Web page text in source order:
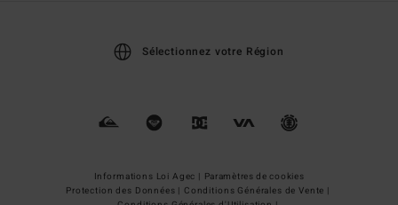
Sélectionnez votre Région
Informations Loi Agec | Paramètres de cookies
Protection des Données | Conditions Générales de Vente |